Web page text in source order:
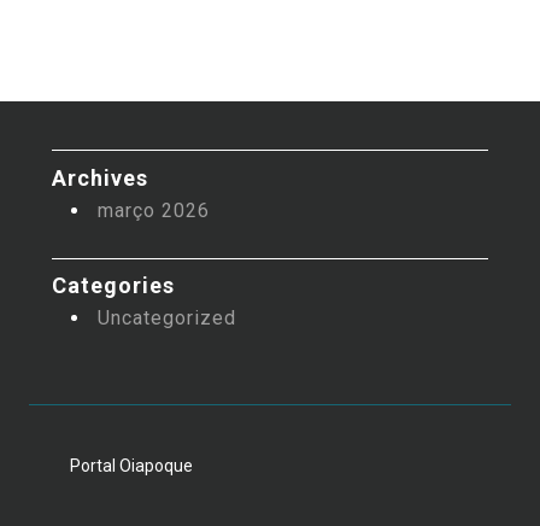
Archives
março 2026
Categories
Uncategorized
Portal Oiapoque